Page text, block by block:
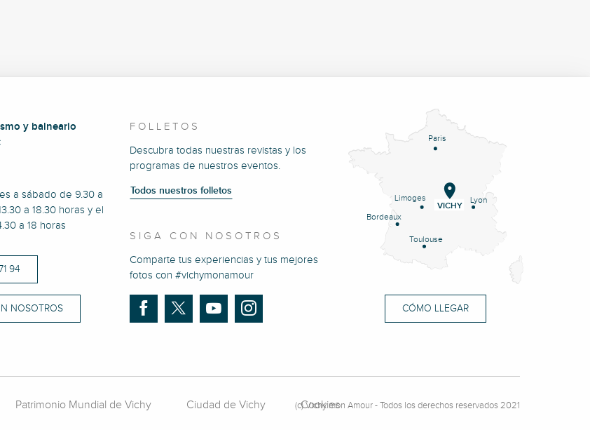
y balneario
a sábado de 9.30 a
a 18.30 horas y el
a 18 horas
94
NOSOTROS
FOLLETOS
Descubra todas nuestras revistas y los
programas de nuestros eventos.
Todos nuestros folletos
SIGA CON NOSOTROS
Comparte tus experiencias y tus mejores
fotos con #vichymonamour
Paris
Lyon
Limoges
Bordeaux
Toulouse
VICHY
CÓMO LLEGAR
Patrimonio Mundial de Vichy Ciudad de Vichy Cookies
(c) Vichy mon Amour - Todos los derechos reservados 2021